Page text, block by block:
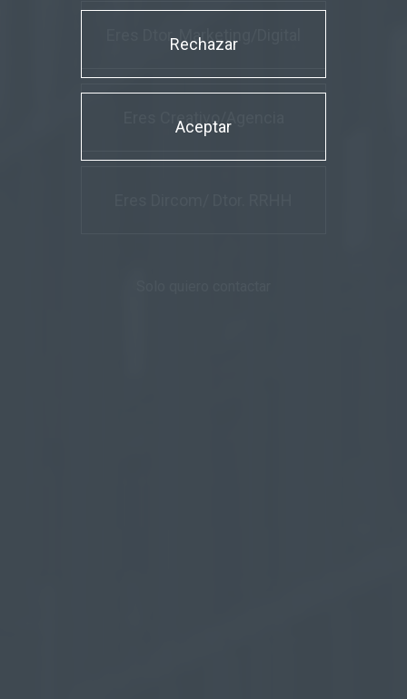
Eres Dtor. Marketing/Digital
Eres Creativo/Agencia
Rechazar
Aceptar